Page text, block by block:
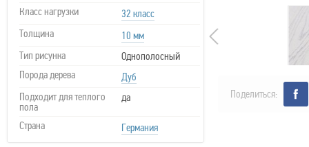
Класс нагрузки
32 класс
Толщина
10 мм
Тип рисунка
Однополосный
Порода дерева
Дуб
Подходит для теплого
пола
да
Страна Германия
Поделиться: